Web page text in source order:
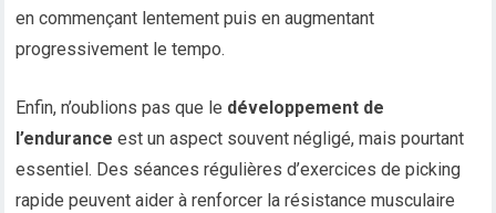
en commençant lentement puis en augmentant
progressivement le tempo.
Enfin, n’oublions pas que le développement de
l’endurance est un aspect souvent négligé, mais pourtant
essentiel. Des séances régulières d’exercices de picking
rapide peuvent aider à renforcer la résistance musculaire